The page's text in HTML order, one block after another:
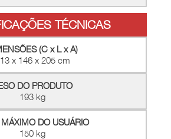
TÉCNICAS
(C x L x A)
x 146 x 205 cm
DO PRODUTO
193 kg
DO USUÁRIO
150 kg